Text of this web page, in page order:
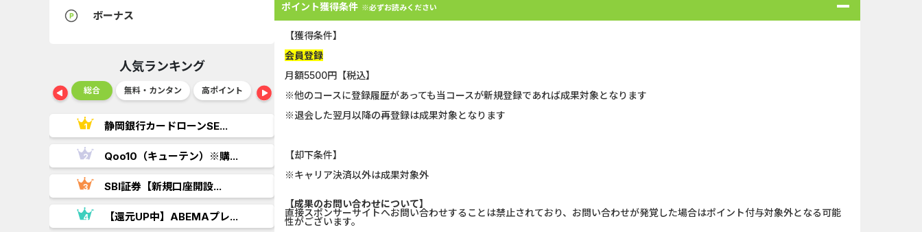
ボーナス
人気ランキング
ショッピング 総合 無料・カンタン 高ポイント ゲーム アプリ クレジットカード 金融 生活 ショッピング 総合 無料・カンタン
静岡銀行カードローンSE...
Qoo10（キューテン）※購...
SBI証券【新規口座開設...
【還元UP中】ABEMAプレ...
GFS無料特別講座
DOOR賃貸 マネックス証券（1取引1... iOS_パズル＆コンクエス...
ポイント獲得条件 ※必ずお読みください
【獲得条件】
会員登録
月額5500円【税込】
※他のコースに登録履歴があっても当コースが新規登録であれば成果対象となります
※退会した翌月以降の再登録は成果対象となります
【却下条件】
※キャリア決済以外は成果対象外
【成果のお問い合わせについて】
直接スポンサーサイトへお問い合わせすることは禁止されており、お問い合わせが発覚した場合はポイント付与対象外となる可能
性がございます。